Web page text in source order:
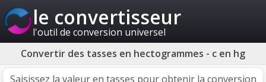
le convertisseur
l'outil de conversion universel
Convertir des tasses en hectogrammes - c en hg
Saisissez la valeur en tasses pour obtenir la conversion